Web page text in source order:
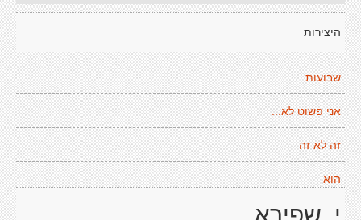
היצירות
שבועות
אני פשוט לא...
זה לא זה
הוא